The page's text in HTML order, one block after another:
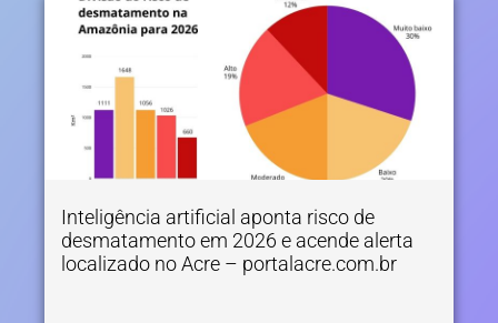
Inteligência artificial aponta risco de
desmatamento em 2026 e acende alerta
localizado no Acre – portalacre.com.br